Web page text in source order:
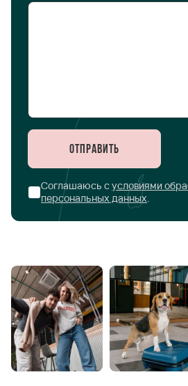
Отправить
Соглашаюсь сусловиями
персональных данных.